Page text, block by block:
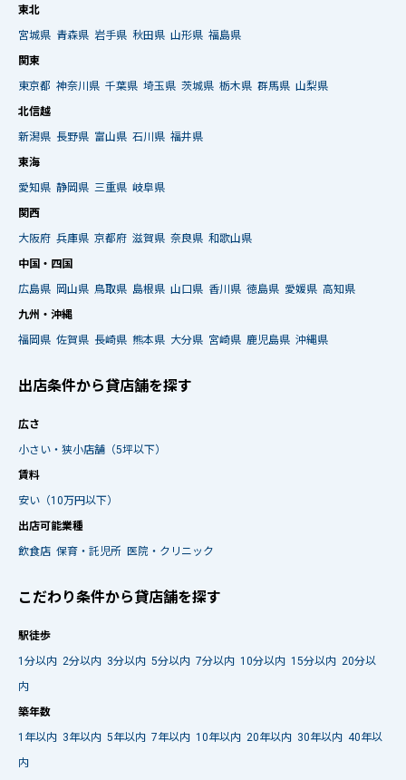
東北
宮城県 青森県 岩手県 秋田県 山形県 福島県
関東
東京都 神奈川県 千葉県 埼玉県 茨城県 栃木県 群馬県 山梨県
北信越
新潟県 長野県 富山県 石川県 福井県
東海
愛知県 静岡県 三重県 岐阜県
関西
大阪府 兵庫県 京都府 滋賀県 奈良県 和歌山県
中国・四国
広島県 岡山県 鳥取県 島根県 山口県 香川県 徳島県 愛媛県 高知県
九州・沖縄
福岡県 佐賀県 長崎県 熊本県 大分県 宮崎県 鹿児島県 沖縄県
出店条件から貸店舗を探す
広さ
小さい・狭小店舗（5坪以下）
賃料
安い（10万円以下）
出店可能業種
飲食店 保育・託児所 医院・クリニック
こだわり条件から貸店舗を探す
駅徒歩
1分以内 2分以内 3分以内 5分以内 7分以内 10分以内 15分以内 20分以
内
築年数
1年以内 3年以内 5年以内 7年以内 10年以内 20年以内 30年以内 40年以
内